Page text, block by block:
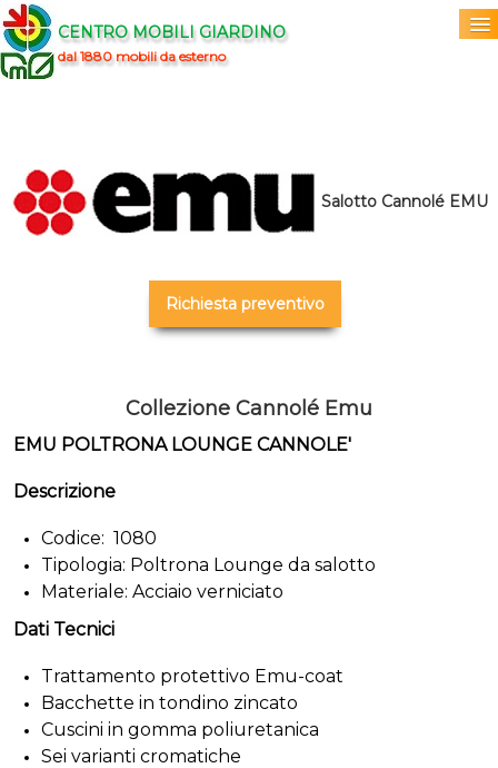
CENTRO MOBILI GIARDINO
dal 1880 mobili da esterno
Marchi ▼
Salotto Cannolé EMU
Richiesta preventivo
Collezione Cannolé Emu
EMU POLTRONA LOUNGE CANNOLE'
Descrizione
Codice: 1080
Tipologia: Poltrona Lounge da salotto
Materiale: Acciaio verniciato
Dati Tecnici
Trattamento protettivo Emu-coat
Bacchette in tondino zincato
Cuscini in gomma poliuretanica
Sei varianti cromatiche